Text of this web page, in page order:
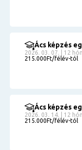
Ács képzés
2026. 03. 07. | 12
215.000Ft/félév-tól
Ács képzés
2026. 03. 14. | 12
215.000Ft/félév-tól